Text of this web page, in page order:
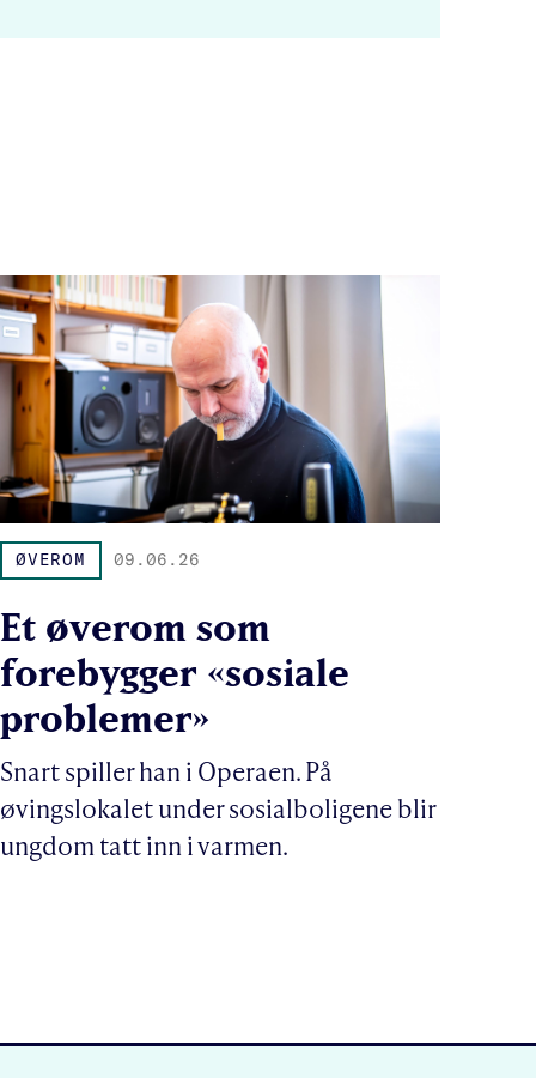
ØVEROM 09.06.26
Et øverom som
forebygger «sosiale
problemer»
Snart spiller han i Operaen. På
øvingslokalet under sosialboligene blir
ungdom tatt inn i varmen.